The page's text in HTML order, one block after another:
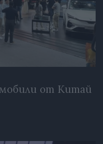
от Китай